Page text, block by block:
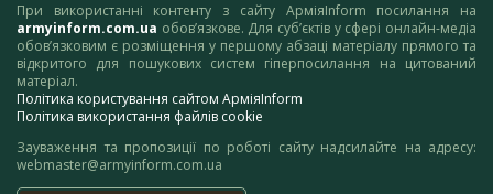
При використанні контенту з сайту АрміяInform посилання на
armyinform.com.ua обов’язкове. Для суб’єктів у сфері онлайн-медіа
обов’язковим є розміщення у першому абзаці матеріалу прямого та
відкритого для пошукових систем гіперпосилання на цитований
матеріал.
Політика користування сайтом АрміяInform
Політика використання файлів cookie
Зауваження та пропозиції по роботі сайту надсилайте на адресу:
webmaster@armyinform.com.ua